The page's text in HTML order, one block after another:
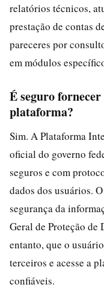
relatórios técnicos,
prestação de contas
pareceres por
em módulos
É seguro
plataforma?
Sim. A Plataforma
oficial do governo
seguros e com
dados dos usuários.
segurança da
Geral de Proteção de
entanto, que o
terceiros e acesse a
confiáveis.